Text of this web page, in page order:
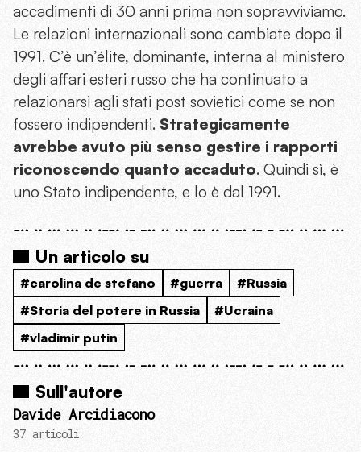
accadimenti di 30 anni prima non sopravviviamo.
Le relazioni internazionali sono cambiate dopo il
1991. C’è un’élite, dominante, interna al ministero
degli affari esteri russo che ha continuato a
relazionarsi agli stati post sovietici come se non
fossero indipendenti. Strategicamente
avrebbe avuto più senso gestire i rapporti
riconoscendo quanto accaduto. Quindi sì, è
uno Stato indipendente, e lo è dal 1991.
Un articolo su
#carolina de stefano #guerra
#Russia
#Storia del potere in Russia
#Ucraina
#vladimir putin
Sull'autore
Davide Arcidiacono
37 articoli